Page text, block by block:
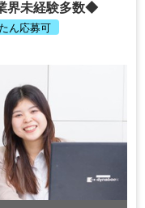
界未経験多数◆
ん応募可